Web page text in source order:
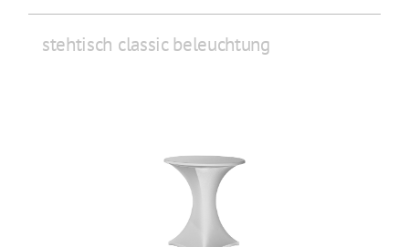
stehtisch classic beleuchtung